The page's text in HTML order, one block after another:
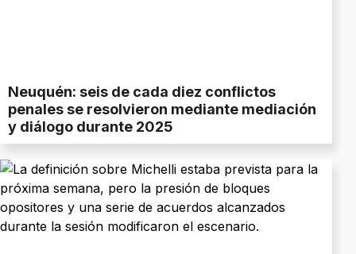
Neuquén: seis de cada diez conflictos
penales se resolvieron mediante mediación
y diálogo durante 2025